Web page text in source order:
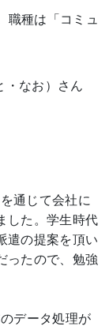
職種は「コミュ
・なお）さん
通じて会社に
した。学生時代
遣の提案を頂い
ったので、勉強
データ処理が